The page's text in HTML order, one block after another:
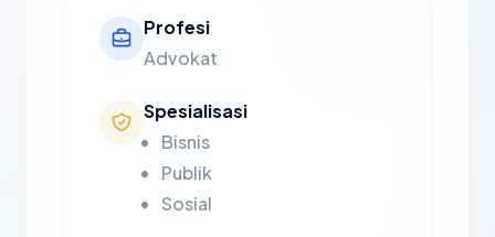
Profesi
Advokat
Spesialisasi
Bisnis
Publik
Sosial